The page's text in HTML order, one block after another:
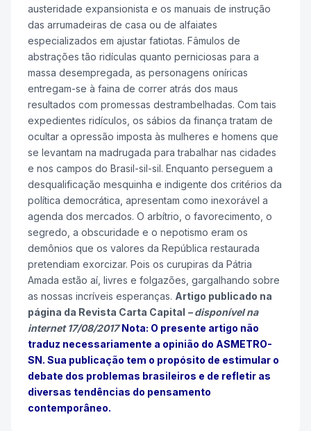
austeridade expansionista e os manuais de instrução
das arrumadeiras de casa ou de alfaiates
especializados em ajustar fatiotas. Fâmulos de
abstrações tão ridículas quanto perniciosas para a
massa desempregada, as personagens oníricas
entregam-se à faina de correr atrás dos maus
resultados com promessas destrambelhadas. Com tais
expedientes ridículos, os sábios da finança tratam de
ocultar a opressão imposta às mulheres e homens que
se levantam na madrugada para trabalhar nas cidades
e nos campos do Brasil-sil-sil. Enquanto perseguem a
desqualificação mesquinha e indigente dos critérios da
política democrática, apresentam como inexorável a
agenda dos mercados. O arbítrio, o favorecimento, o
segredo, a obscuridade e o nepotismo eram os
demônios que os valores da República restaurada
pretendiam exorcizar. Pois os curupiras da Pátria
Amada estão aí, livres e folgazões, gargalhando sobre
as nossas incríveis esperanças. Artigo publicado na
página da Revista Carta Capital –disponível na
internet 17/08/2017 Nota: O presente artigo não
traduz necessariamente a opinião do ASMETRO-
SN. Sua publicação tem o propósito de estimular o
debate dos problemas brasileiros e de refletir as
diversas tendências do pensamento
contemporâneo.